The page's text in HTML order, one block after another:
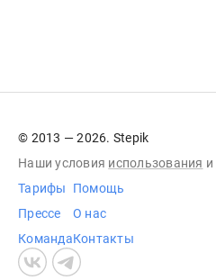
© 2013 — 2026. Stepik
Наши условия использования и
Тарифы
Прессе
Команда
Помощь
О нас
Контакты